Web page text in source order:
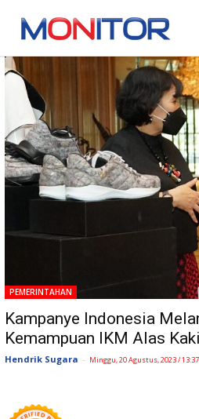
Tag: IFCC
PEMERINTAHAN
Kampanye Indonesia
Kemampuan IKM Alas Kaki
Hendrik Sugara - Minggu, 20 Agustus, 2023 /